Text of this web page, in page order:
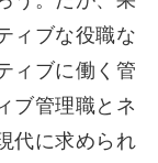
ィブな役職な
ィブに働く管
ブ管理職とネ
代に求められ